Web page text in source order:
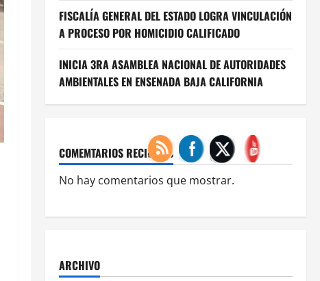
FISCALÍA GENERAL DEL ESTADO LOGRA VINCULACIÓN
A PROCESO POR HOMICIDIO CALIFICADO
INICIA 3RA ASAMBLEA NACIONAL DE AUTORIDADES
AMBIENTALES EN ENSENADA BAJA CALIFORNIA
COMEMTARIOS RECIENTES
No hay comentarios que mostrar.
ARCHIVO